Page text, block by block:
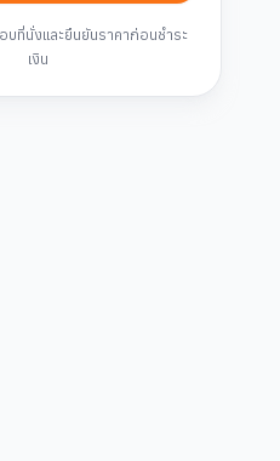
บที่นั่งและยืนยันราคาก่อนชำระ
เงิน